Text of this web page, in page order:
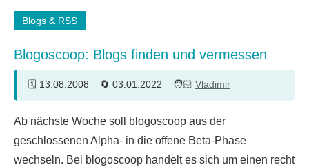
Blogs & RSS
Blogoscoop: Blogs finden und vermessen
13.08.2008 03.01.2022 Vladimir
Kommentare
Ab nächste Woche soll blogoscoop aus der
geschlossenen Alpha- in die offene Beta-Phase
wechseln. Bei blogoscoop handelt es sich um einen recht